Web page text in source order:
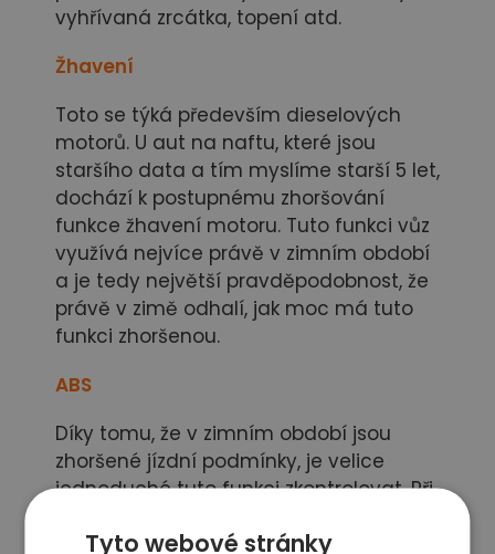
vyhřívaná zrcátka, topení atd.
Žhavení
Toto se týká především dieselových
motorů. U aut na naftu, které jsou
staršího data a tím myslíme starší 5 let,
dochází k postupnému zhoršování
funkce žhavení motoru. Tuto funkci vůz
využívá nejvíce právě v zimním období
a je tedy největší pravděpodobnost, že
právě v zimě odhalí, jak moc má tuto
funkci zhoršenou.
ABS
Díky tomu, že v zimním období jsou
zhoršené jízdní podmínky, je velice
jednoduché tuto funkci zkontrolovat. Při
namrzlé silnici dobře zkontrolovat, zda
Tyto webové stránky